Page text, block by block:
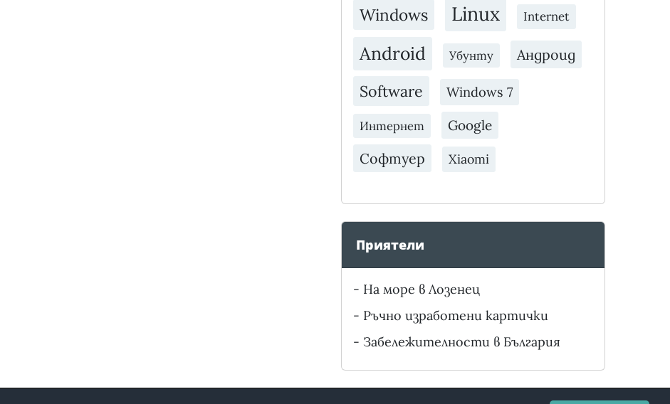
Windows Linux Internet
Android Убунту Андроид
Software Windows 7
Интернет Google
Софтуер Xiaomi
Приятели
- На море в Лозенец
- Ръчно изработени картички
- Забележителности в България